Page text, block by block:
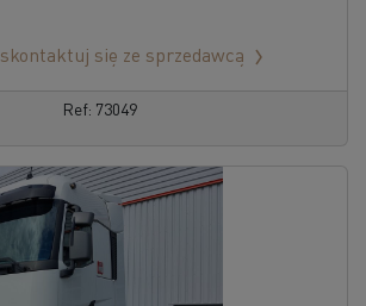
skontaktuj się ze sprzedawcą
Ref: 73049